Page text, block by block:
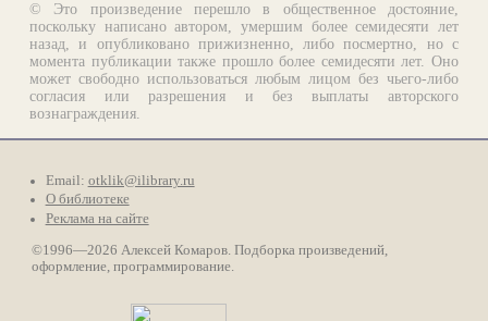
© Это произведение перешло в общественное достояние,
поскольку написано автором, умершим более семидесяти лет
назад, и опубликовано прижизненно, либо посмертно, но с
момента публикации также прошло более семидесяти лет. Оно
может свободно использоваться любым лицом без чьего-либо
согласия или разрешения и без выплаты авторского
вознаграждения.
Email: otklik@ilibrary.ru
О библиотеке
Реклама на сайте
©1996—2026 Алексей Комаров. Подборка произведений,
оформление, программирование.